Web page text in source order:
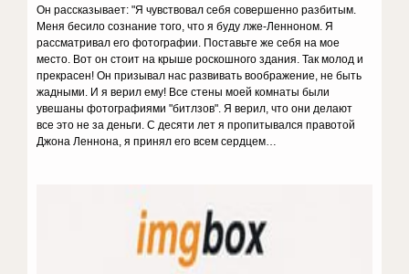
Он рассказывает: "Я чувствовал себя совершенно разбитым.
Меня бесило сознание того, что я буду лже-Ленноном. Я
рассматривал его фотографии. Поставьте же себя на мое
место. Вот он стоит на крыше роскошного здания. Так молод и
прекрасен! Он призывал нас развивать воображение, не быть
жадными. И я верил ему! Все стены моей комнаты были
увешаны фотографиями "битлзов". Я верил, что они делают
все это не за деньги. С десяти лет я пропитывался правотой
Джона Леннона, я принял его всем сердцем…